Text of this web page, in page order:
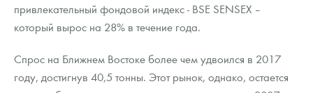
привлекательный фондовой индекс - BSE SENSEX –
который вырос на 28% в течение года.
Спрос на Ближнем Востоке более чем удвоился в 2017
году, достигнув 40,5 тонны. Этот рынок, однако, остается